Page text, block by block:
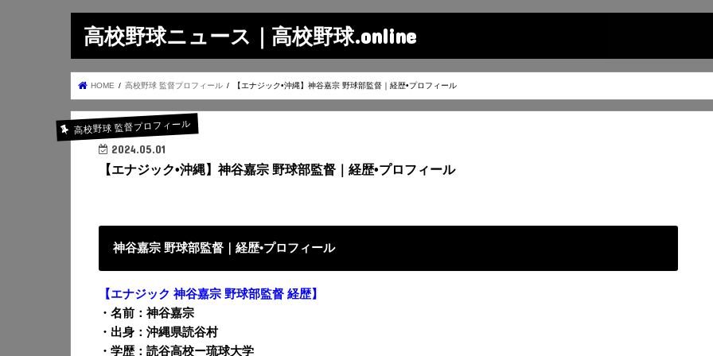
高校野球ニュース｜高校野球.online
HOME 高校野球 監督プロフィール 【エナジック•沖縄】神谷嘉宗 野球部監督｜経歴•プロフィール
高校野球 監督プロフィール
2024.05.01
【エナジック•沖縄】神谷嘉宗 野球部監督｜経歴•プロフィール
神谷嘉宗 野球部監督｜経歴•プロフィール
【エナジック 神谷嘉宗 野球部監督 経歴】
・名前：神谷嘉宗
・出身：沖縄県読谷村
・学歴：読谷高校ー琉球大学